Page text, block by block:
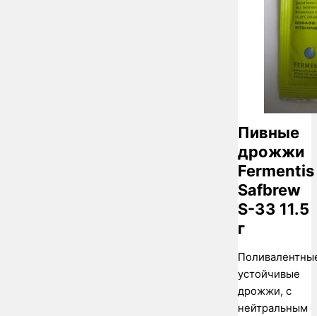
Пивные
дрожжи
Fermentis
Safbrew
S-33 11.5
г
устойчивые
дрожжи, с
нейтральным